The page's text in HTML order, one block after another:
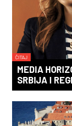
ČITAJ
MEDIA
SRBIJA I